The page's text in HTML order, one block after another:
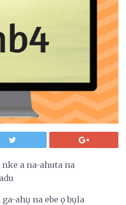
a na-ahuta na
ahụ na ebe ọ bụla